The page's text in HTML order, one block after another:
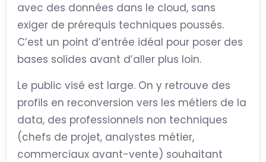
avec des données dans le cloud, sans
exiger de prérequis techniques poussés.
C’est un point d’entrée idéal pour poser des
bases solides avant d’aller plus loin.
Le public visé est large. On y retrouve des
profils en reconversion vers les métiers de la
data, des professionnels non techniques
(chefs de projet, analystes métier,
commerciaux avant-vente) souhaitant